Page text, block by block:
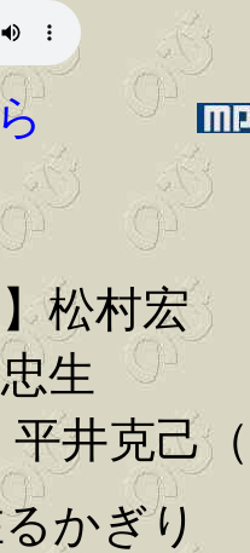
松村宏
生
平井克己
かぎり